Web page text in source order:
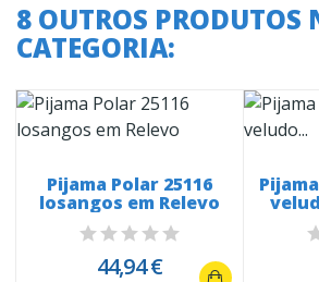
8 OUTROS PRODUTOS
CATEGORIA:
Pijama Polar 25116
losangos em Relevo
44,94 €